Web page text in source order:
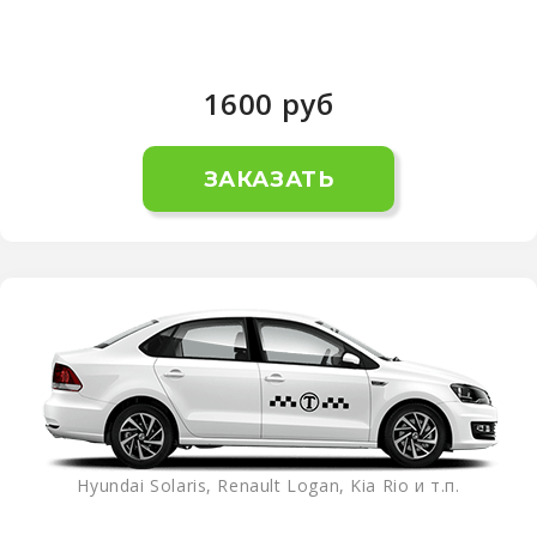
1600 руб
ЗАКАЗАТЬ
Hyundai Solaris, Renault Logan, Kia Rio и т.п.